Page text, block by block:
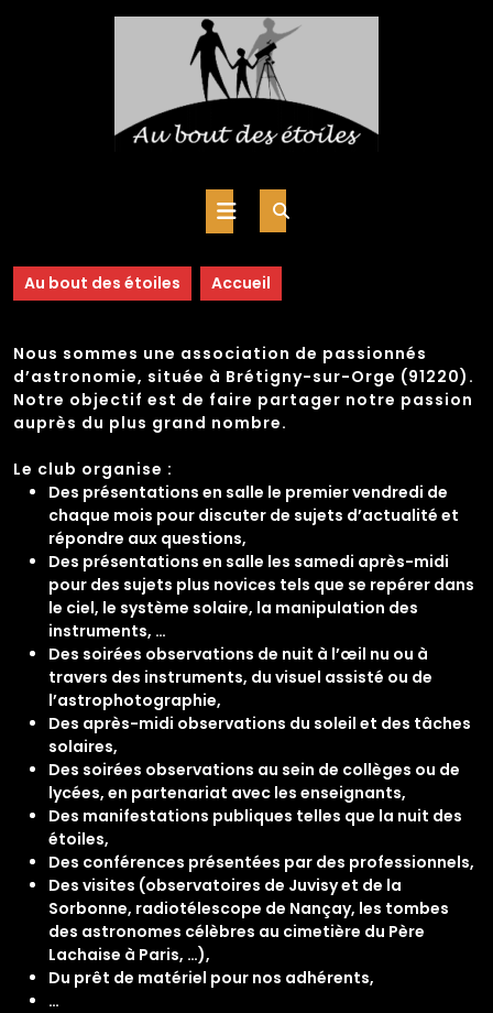
Open
Button
Au bout des étoiles Accueil
Nous sommes une association de passionnés
d’astronomie, située à Brétigny-sur-Orge (91220).
Notre objectif est de faire partager notre passion
auprès du plus grand nombre.
Le club organise :
Des présentations en salle le premier vendredi de
chaque mois pour discuter de sujets d’actualité et
répondre aux questions,
Des présentations en salle les samedi après-midi
pour des sujets plus novices tels que se repérer dans
le ciel, le système solaire, la manipulation des
instruments, …
Des soirées observations de nuit à l’œil nu ou à
travers des instruments, du visuel assisté ou de
l’astrophotographie,
Des après-midi observations du soleil et des tâches
solaires,
Des soirées observations au sein de collèges ou de
lycées, en partenariat avec les enseignants,
Des manifestations publiques telles que la nuit des
étoiles,
Des conférences présentées par des professionnels,
Des visites (observatoires de Juvisy et de la
Sorbonne, radiotélescope de Nançay, les tombes
des astronomes célèbres au cimetière du Père
Lachaise à Paris, …),
Du prêt de matériel pour nos adhérents,
…